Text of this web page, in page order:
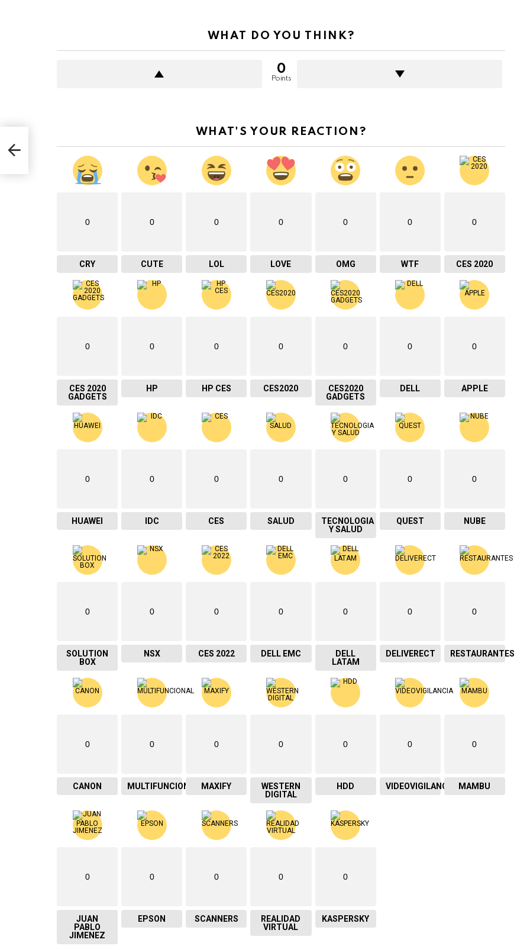
WHAT DO YOU THINK?
0
Points
WHAT'S YOUR REACTION?
0
CRY
0
CUTE
0
LOL
0
LOVE
0
OMG
0
WTF
0
CES 2020
0
CES 2020
GADGETS
0
HP
0
HP CES
0
CES2020
0
CES2020
GADGETS
0
DELL
0
APPLE
0
HUAWEI
0
IDC
0
CES
0
SALUD
0
TECNOLOGIA
Y SALUD
0
QUEST
0
NUBE
0
SOLUTION
BOX
0
NSX
0
CES 2022
0
DELL EMC
0
DELL
LATAM
0
DELIVERECT
0
RESTAURANTES
0
CANON
0
MULTIFUNCIONAL
0
MAXIFY
0
WESTERN
DIGITAL
0
HDD
0
VIDEOVIGILANCIA
0
MAMBU
0
JUAN
PABLO
JIMENEZ
0
EPSON
0
SCANNERS
0
REALIDAD
VIRTUAL
0
KASPERSKY